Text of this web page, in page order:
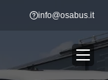
info@osabus.it